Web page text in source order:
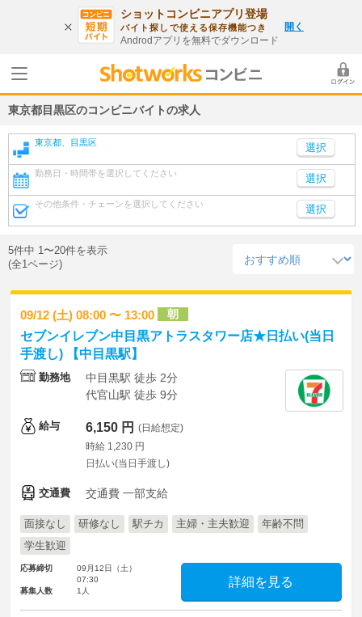
ショットコンビニアプリ登場
バイト探しで使える保存機能つき
Androdアプリを無料でダウンロード
開く
東京都目黒区のコンビニバイトの求人
東京都、目黒区
勤務日・時間帯を選択してください 選択
その他条件・チェーンを選択してください 選択
5件中 1〜20件を表示
(全1ページ)
09/12 (土) 08:00 〜 13:00 朝
セブンイレブン中目黒アトラスタワー店★日払い(当日
手渡し) 【中目黒駅】
勤務地
中目黒駅 徒歩 2分
代官山駅 徒歩 9分
給与 6,150 円 (日給想定)
時給 1,230 円
日払い(当日手渡し)
交通費 交通費 一部支給
面接なし 研修なし 駅チカ 主婦・主夫歓迎
年齢不問
学生歓迎
応募締切
09月12日（土）
07:30
募集人数
1人
詳細を見る